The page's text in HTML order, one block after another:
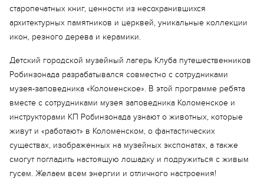
старопечатных книг, ценности из несохранившихся
архитектурных памятников и церквей, уникальные коллекции
икон, резного дерева и керамики.
Детский городской музейный лагерь Клуба путешественников
Робинзонада разрабатывался совместно с сотрудниками
музея-заповедника «Коломенское». В этой программе ребята
вместе с сотрудниками музея заповедника Коломенское и
инструкторами КП Робинзонада узнают о животных, которые
живут и «работают» в Коломенском, о фантастических
существах, изображенных на музейных экспонатах, а также
смогут погладить настоящую лошадку и подружиться с живым
гусем. Желаем всем энергии и отличного настроения!